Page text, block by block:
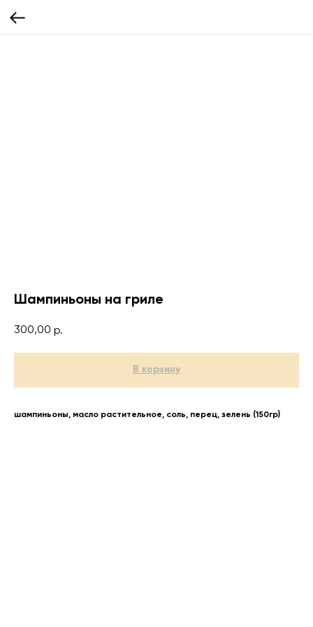
Шампиньоны на гриле
300,00 р.
В корзину
шампиньоны, масло растительное, соль, перец, зелень (150гр)